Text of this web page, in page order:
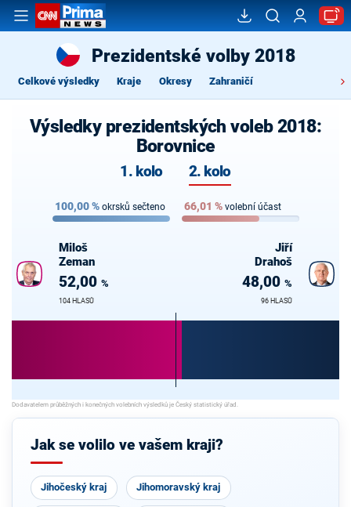
Prezidentské volby 2018
Celkové výsledky Kraje Okresy Zahraničí
Výsledky prezidentských voleb 2018:
Borovnice
1. kolo 2. kolo
100,00% okrsků sečteno 66,01 % volební účast
Miloš
Zeman
52,00 %
104 HLASŮ
Jiří
Drahoš
48,00 %
96 HLASŮ
Jak se volilo ve vašem kraji?
Jihočeský kraj Jihomoravský kraj